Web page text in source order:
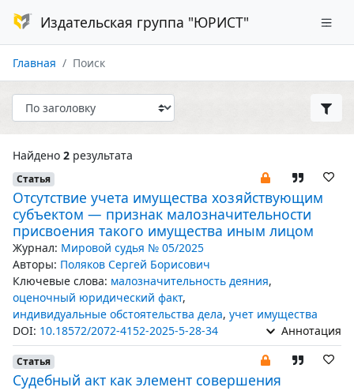
Издательская группа "ЮРИСТ"
Главная Поиск
Найдено 2 результата
Статья
Отсутствие учета имущества хозяйствующим
субъектом — признак малозначительности
присвоения такого имущества иным лицом
Журнал: Мировой судья № 05/2025
Авторы: Поляков Сергей Борисович
Ключевые слова: малозначительность деяния,
оценочный юридический факт,
индивидуальные обстоятельства дела, учет имущества
DOI: 10.18572/2072-4152-2025-5-28-34 Аннотация
Статья
Судебный акт как элемент совершения